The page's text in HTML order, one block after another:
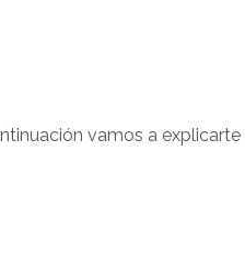
vamos a explicarte